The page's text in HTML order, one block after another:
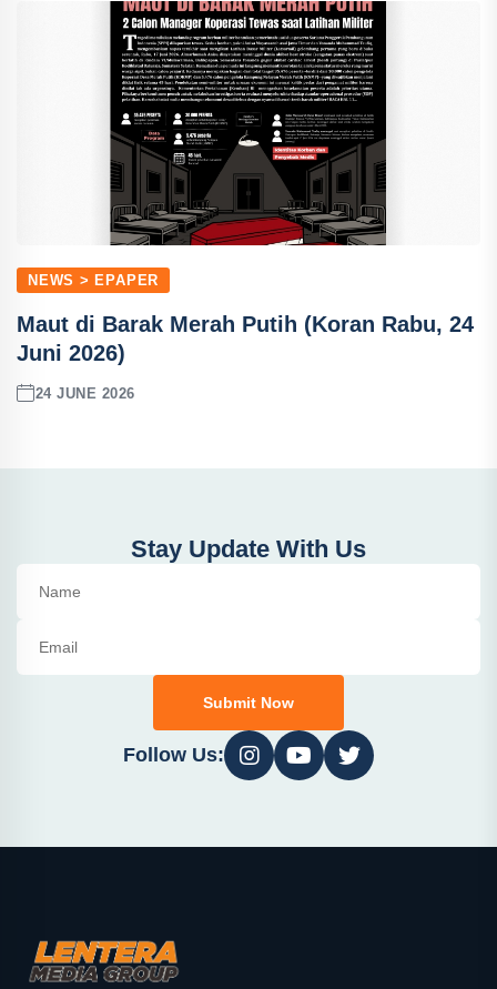
NEWS > EPAPER
Maut di Barak Merah Putih (Koran Rabu, 24
Juni 2026)
24 JUNE 2026
Stay Update With Us
Submit Now
Follow Us: